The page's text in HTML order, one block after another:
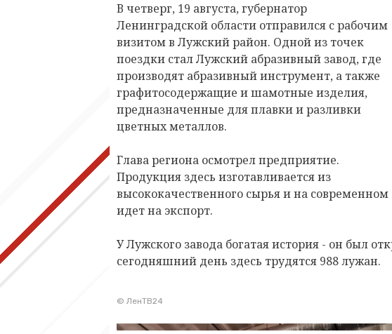
В четверг, 19 августа, губернатор
Ленинградской области отправился с рабочим
визитом в Лужский район. Одной из точек
поездки стал Лужский абразивный завод, где
производят абразивный инструмент, а также
графитосодержащие и шамотные изделия,
предназначенные для плавки и разливки
цветных металлов.
Глава региона осмотрел предприятие.
Продукция здесь изготавливается из
высококачественного сырья и на
идет на экспорт.
У Лужского завода богатая история - он был
сегодняшний день здесь трудятся 988 лужан.
© ЛенТВ24